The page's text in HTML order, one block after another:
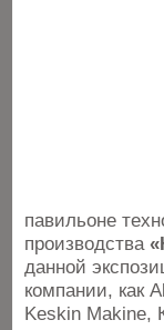
павильоне
производства
данной
компании, как
Keskin Makine,